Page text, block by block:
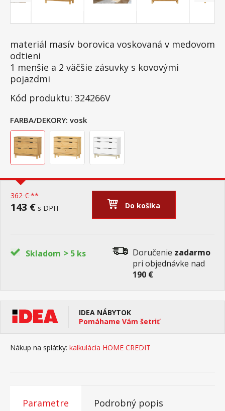
materiál masív borovica voskovaná v medovom
odtieni
1 menšie a 2 väčšie zásuvky s kovovými
pojazdmi
Kód produktu: 324266V
FARBA/DEKORY: vosk
362 € **
143 € s DPH Do košíka
Skladom > 5 ks Doručenie zadarmo
pri objednávke nad
190 €
IDEA NÁBYTOK
Pomáhame Vám šetriť
Nákup na splátky: kalkulácia HOME CREDIT
Parametre Podrobný popis